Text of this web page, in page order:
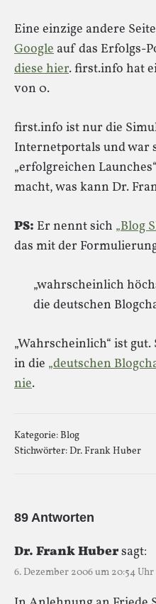
Eine einzige andere
Google auf das Erfolgs-
diese hier. first.info hat
von 0.
first.info ist nur die
Internetportals und war
„erfolgreichen
macht, was kann Dr.
PS: Er nennt sich „Blog
das mit der
„wahrscheinlich
die deutschen
„Wahrscheinlich“ ist
in die „deutschen
nie.
Kategorie:Blog
Stichwörter:Dr. Frank Huber
89 Antworten
Dr. Frank Hubersagt:
6. Dezember 2006 um 20:54 Uhr